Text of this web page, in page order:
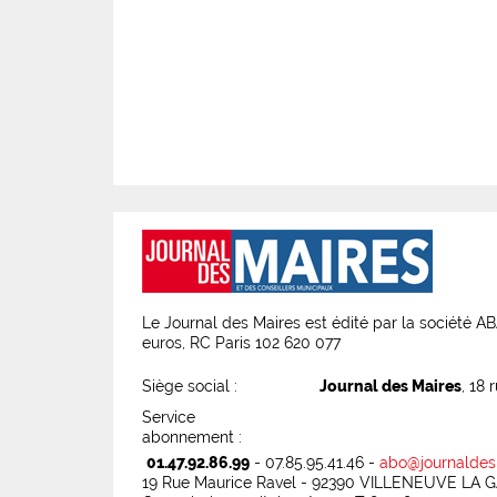
Le Journal des Maires est édité par la société
euros, RC Paris 102 620 077
Siège social : Journal des Maires, 18
Service
abonnement :
01.47.92.86.99 - 07.85.95.41.46 -
19 Rue Maurice Ravel - 92390 VILLENEUVE LA